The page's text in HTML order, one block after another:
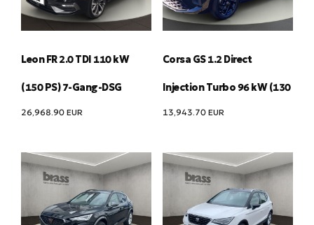
Leon FR 2.0 TDI 110 kW
(150 PS) 7-Gang-DSG
26,968.90 EUR
Corsa GS 1.2 Direct
Injection Turbo 96 kW (130
13,943.70 EUR